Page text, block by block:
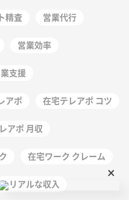
精査 営業代行
営業効率
支援
アポ 在宅テレアポ コツ
アポ 月収
在宅ワーク クレーム
リアルな収入
×